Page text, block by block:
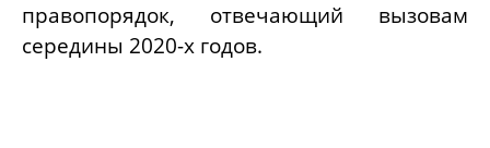
правопорядок, отвечающий вызовам
середины 2020-х годов.